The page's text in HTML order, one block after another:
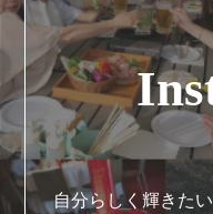
自分らしく輝きた